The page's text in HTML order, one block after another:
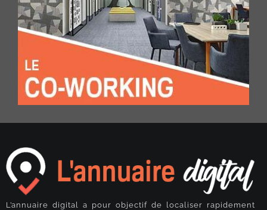
L’annuaire digital a pour objectif de localiser rapidement